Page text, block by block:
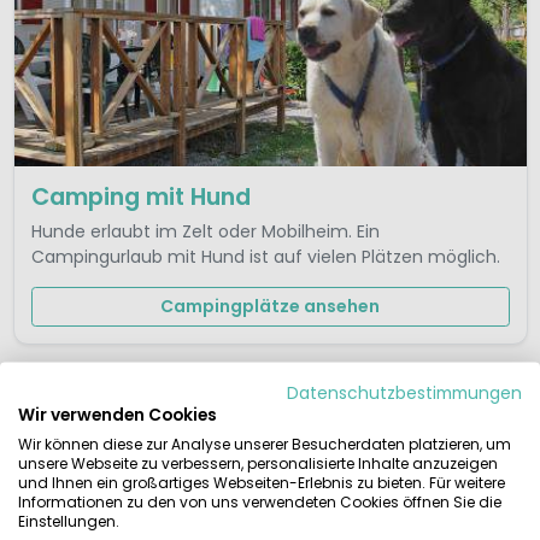
Camping mit Hund
Hunde erlaubt im Zelt oder Mobilheim. Ein
Campingurlaub mit Hund ist auf vielen Plätzen möglich.
Campingplätze ansehen
Datenschutzbestimmungen
Wir verwenden Cookies
Wir können diese zur Analyse unserer Besucherdaten platzieren, um
unsere Webseite zu verbessern, personalisierte Inhalte anzuzeigen
und Ihnen ein großartiges Webseiten-Erlebnis zu bieten. Für weitere
Informationen zu den von uns verwendeten Cookies öffnen Sie die
Einstellungen.